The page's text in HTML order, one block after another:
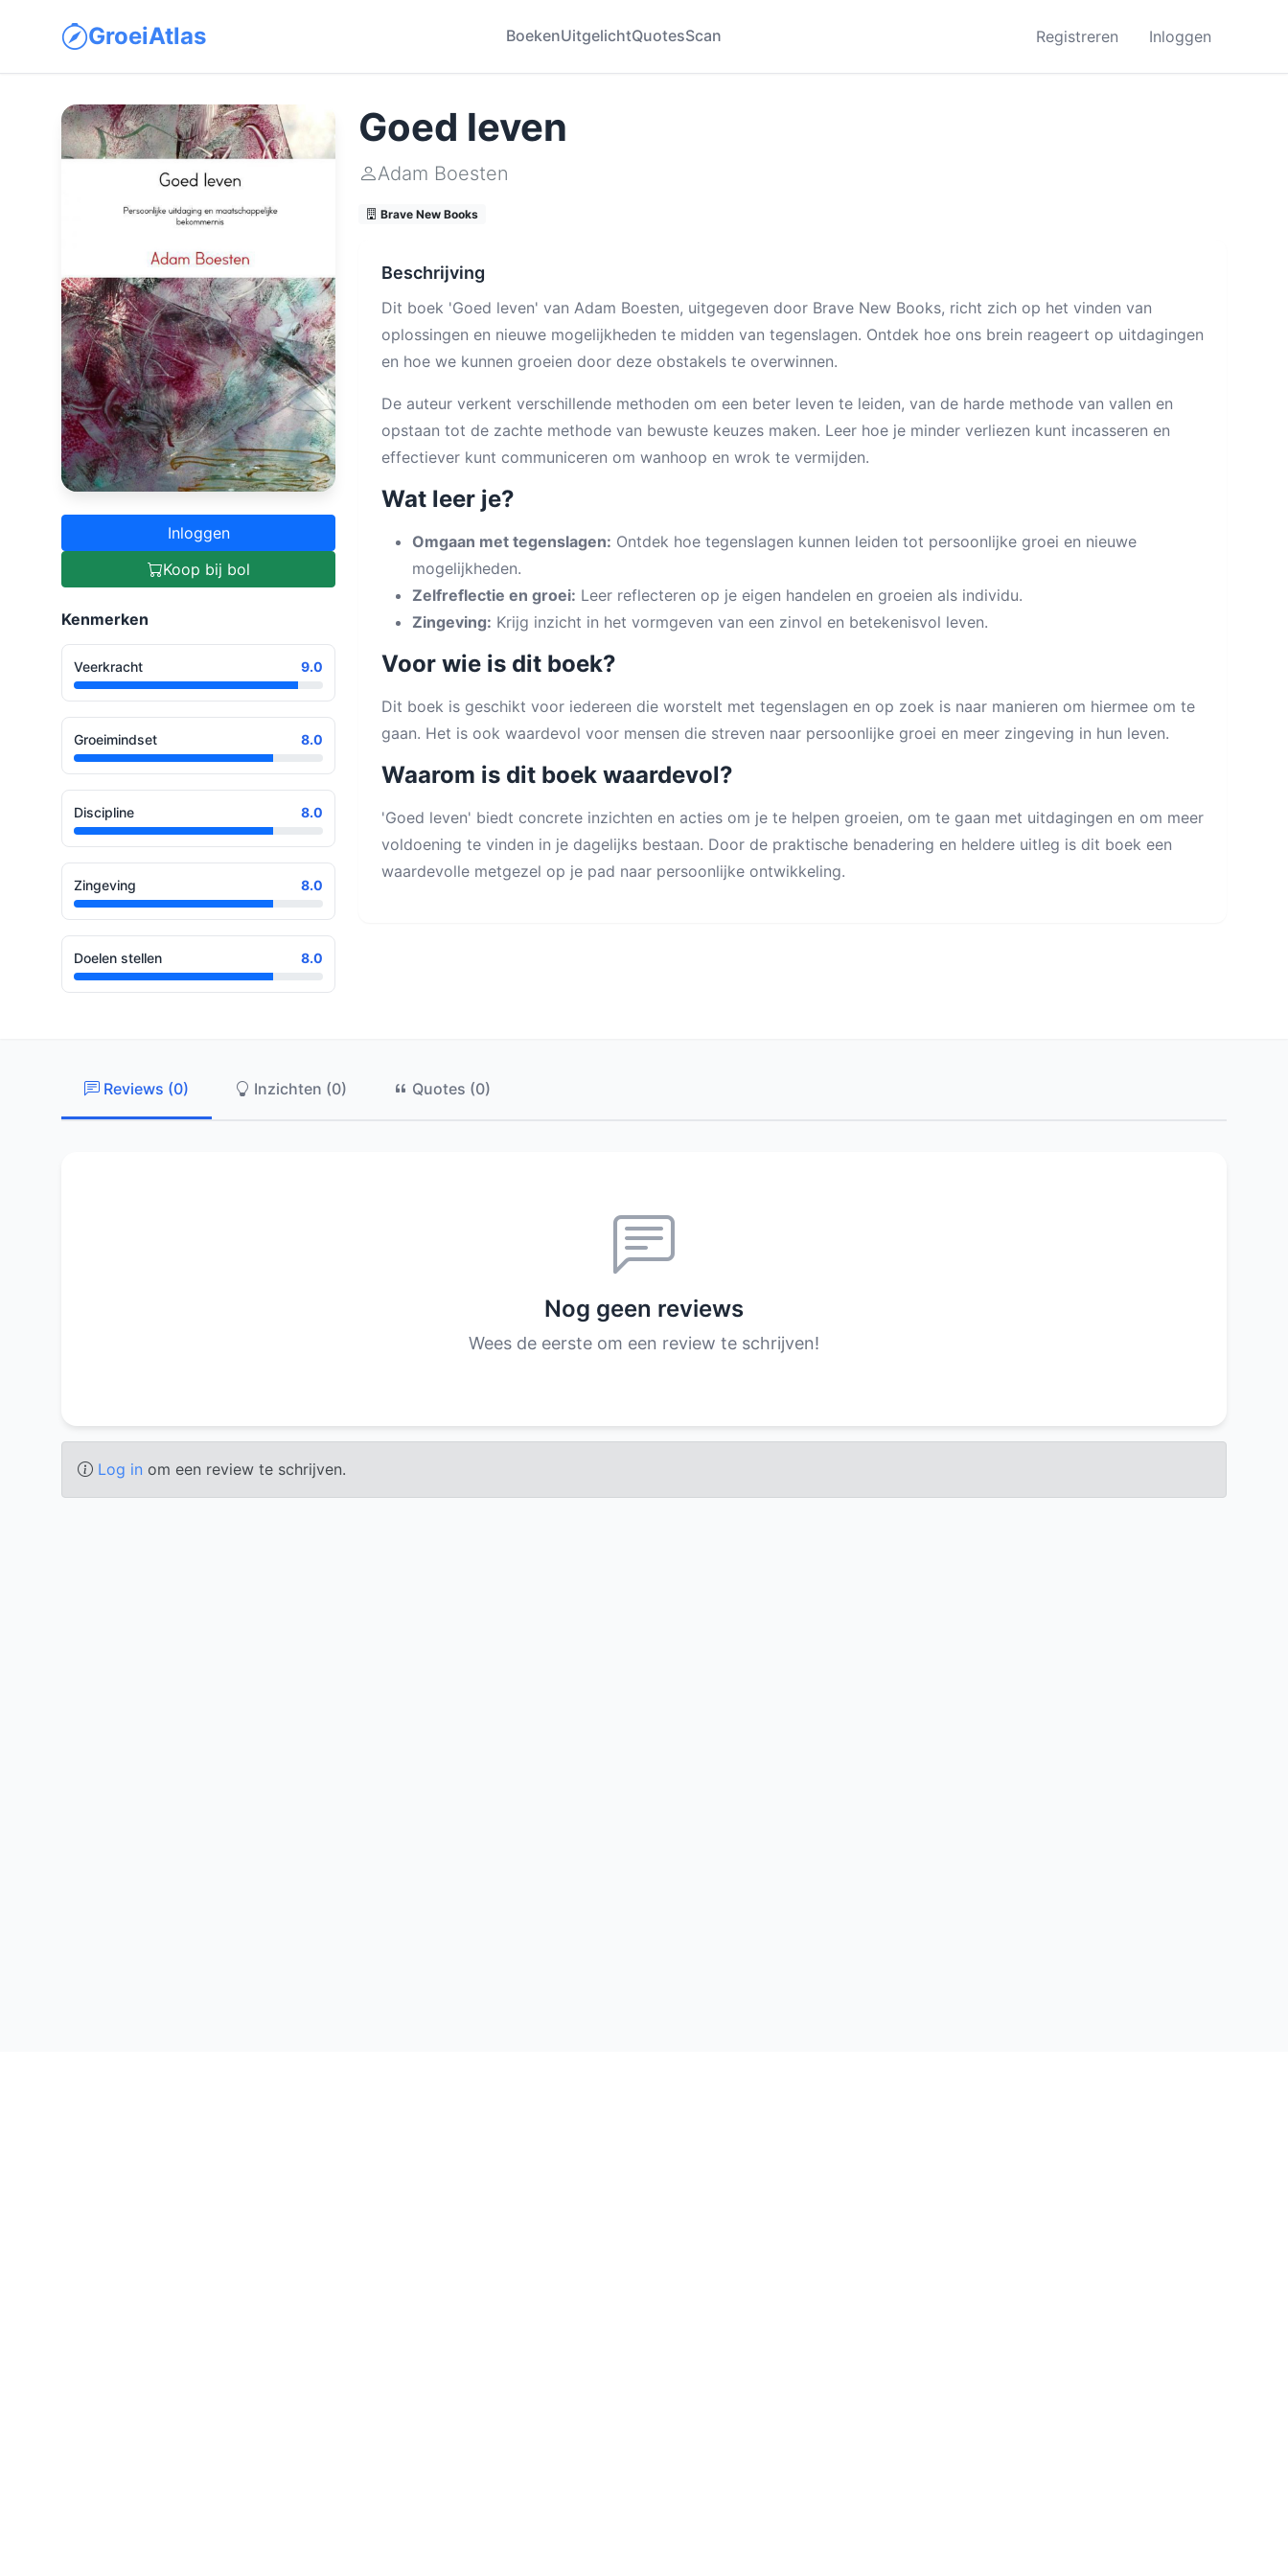
GroeiAtlas BoekenUitgelichtQuotesScan Registreren Inloggen
Inloggen
Koop bij bol
Kenmerken
Veerkracht 9.0
Groeimindset 8.0
Discipline 8.0
Zingeving 8.0
Doelen stellen 8.0
Goed leven
Adam Boesten
Brave New Books
Beschrijving
Dit boek 'Goed leven' van Adam Boesten, uitgegeven door Brave New Books, richt zich op het vinden van
oplossingen en nieuwe mogelijkheden te midden van tegenslagen. Ontdek hoe ons brein reageert op uitdagingen
en hoe we kunnen groeien door deze obstakels te overwinnen.
De auteur verkent verschillende methoden om een beter leven te leiden, van de harde methode van vallen en
opstaan tot de zachte methode van bewuste keuzes maken. Leer hoe je minder verliezen kunt incasseren en
effectiever kunt communiceren om wanhoop en wrok te vermijden.
Wat leer je?
Omgaan met tegenslagen: Ontdek hoe tegenslagen kunnen leiden tot persoonlijke groei en nieuwe
mogelijkheden.
Zelfreflectie en groei: Leer reflecteren op je eigen handelen en groeien als individu.
Zingeving: Krijg inzicht in het vormgeven van een zinvol en betekenisvol leven.
Voor wie is dit boek?
Dit boek is geschikt voor iedereen die worstelt met tegenslagen en op zoek is naar manieren om hiermee om te
gaan. Het is ook waardevol voor mensen die streven naar persoonlijke groei en meer zingeving in hun leven.
Waarom is dit boek waardevol?
'Goed leven' biedt concrete inzichten en acties om je te helpen groeien, om te gaan met uitdagingen en om meer
voldoening te vinden in je dagelijks bestaan. Door de praktische benadering en heldere uitleg is dit boek een
waardevolle metgezel op je pad naar persoonlijke ontwikkeling.
Reviews (0) Inzichten (0) Quotes (0)
Nog geen reviews
Wees de eerste om een review te schrijven!
Log in om een review te schrijven.